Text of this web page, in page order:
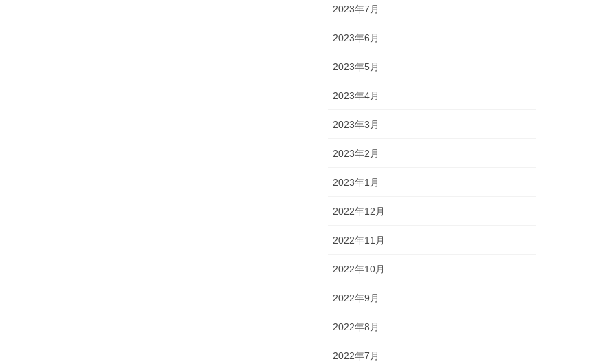
2023年7月
2023年6月
2023年5月
2023年4月
2023年3月
2023年2月
2023年1月
2022年12月
2022年11月
2022年10月
2022年9月
2022年8月
2022年7月